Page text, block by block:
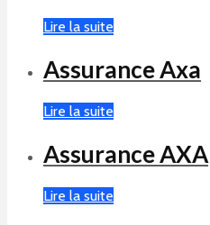
Lire la suite
Assurance Axa
Lire la suite
Assurance AXA
Lire la suite